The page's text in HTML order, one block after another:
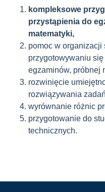
kompleksowe
przystąpienia do
matematyki,
pomoc w
przygotowywaniu
egzaminów, próbnej
rozwinięcie
rozwiązywania
wyrównanie różnic
przygotowanie do
technicznych.